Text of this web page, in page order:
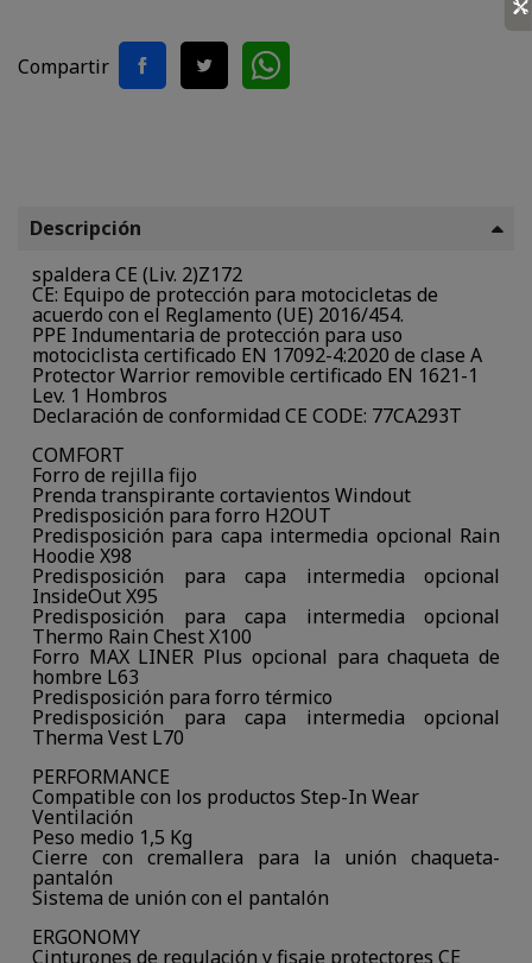
Compartir
Descripción
spaldera CE (Liv. 2)Z172
CE: Equipo de protección para motocicletas de
acuerdo con el Reglamento (UE) 2016/454.
PPE Indumentaria de protección para uso
motociclista certificado EN 17092-4:2020 de clase A
Protector Warrior removible certificado EN 1621-1
Lev. 1 Hombros
Declaración de conformidad CE CODE: 77CA293T
COMFORT
Forro de rejilla fijo
Prenda transpirante cortavientos Windout
Predisposición para forro H2OUT
Predisposición para capa intermedia opcional Rain
Hoodie X98
Predisposición para capa intermedia opcional
InsideOut X95
Predisposición para capa intermedia opcional
Thermo Rain Chest X100
Forro MAX LINER Plus opcional para chaqueta de
hombre L63
Predisposición para forro térmico
Predisposición para capa intermedia opcional
Therma Vest L70
PERFORMANCE
Compatible con los productos Step-In Wear
Ventilación
Peso medio 1,5 Kg
Cierre con cremallera para la unión chaqueta-
pantalón
Sistema de unión con el pantalón
ERGONOMY
Cinturones de regulación y fisaje protectores CE